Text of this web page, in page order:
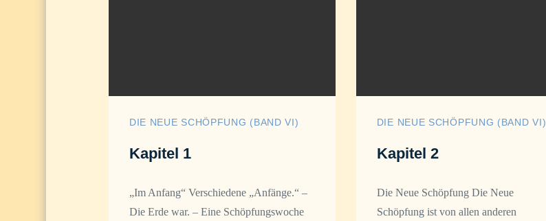
DIE NEUE SCHÖPFUNG (BAND VI)
Kapitel 1
„Im Anfang“ Verschiedene „Anfänge.“ –
Die Erde war. – Eine Schöpfungswoche
DIE NEUE SCHÖPFUNG (BAND VI)
Kapitel 2
Die Neue Schöpfung Die Neue
Schöpfung ist von allen anderen